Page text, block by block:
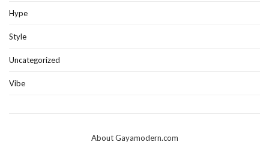
Hype
Style
Uncategorized
Vibe
About Gayamodern.com